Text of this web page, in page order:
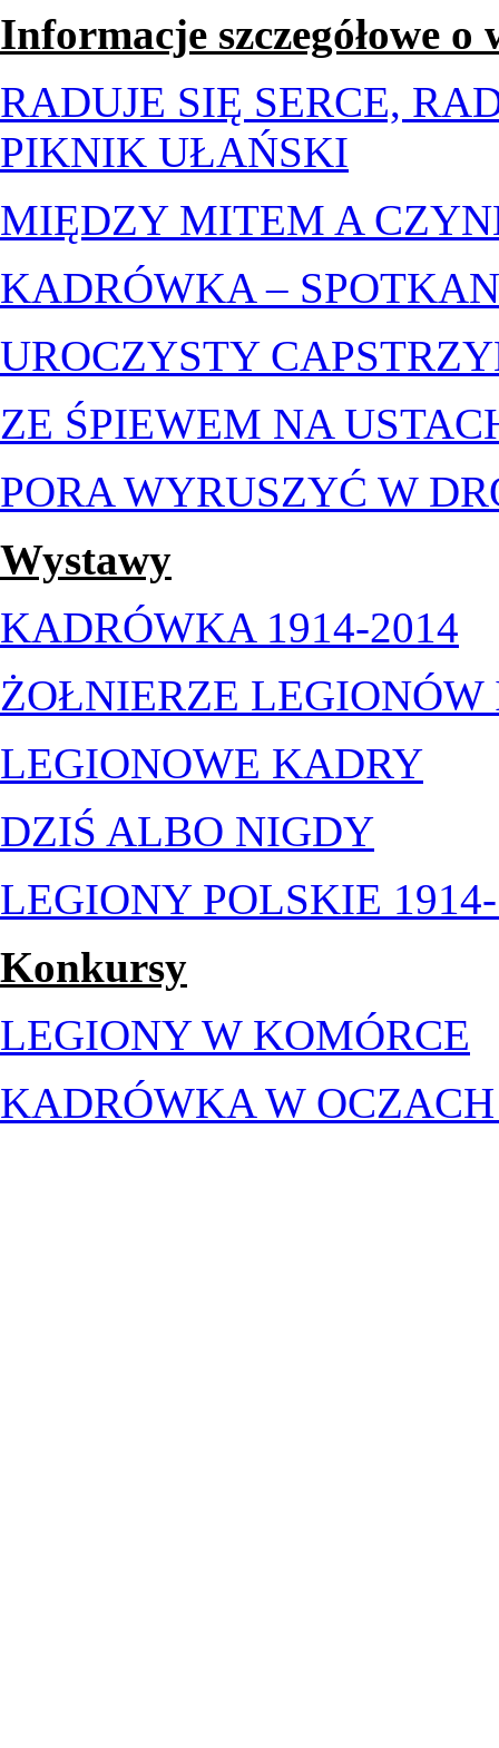
Informacje szczegółowe o
RADUJE SIĘ SERCE,
PIKNIK UŁAŃSKI
MIĘDZY MITEM A
KADRÓWKA –
UROCZYSTY
ZE ŚPIEWEM NA
PORA WYRUSZYĆ W
Wystawy
KADRÓWKA 1914-2014
ŻOŁNIERZE LEGIONÓW
LEGIONOWE KADRY
DZIŚ ALBO NIGDY
LEGIONY POLSKIE
Konkursy
LEGIONY W KOMÓRCE
KADRÓWKA W